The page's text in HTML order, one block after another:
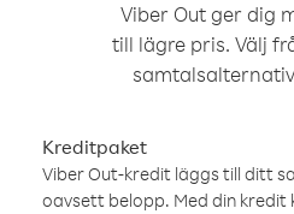
Viber Out ger dig
till lägre pris. Välj
Kreditpaket
Viber Out-kredit läggs till ditt
oavsett belopp. Med din kredit